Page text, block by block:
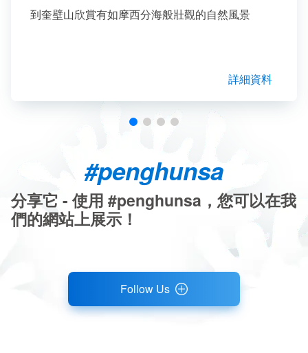
到奎壁山欣賞有如摩西分海般壯觀的自然風景
詳細資料
#penghunsa
分享它 - 使用 #penghunsa，您可以在我
們的網站上展示！
Follow Us